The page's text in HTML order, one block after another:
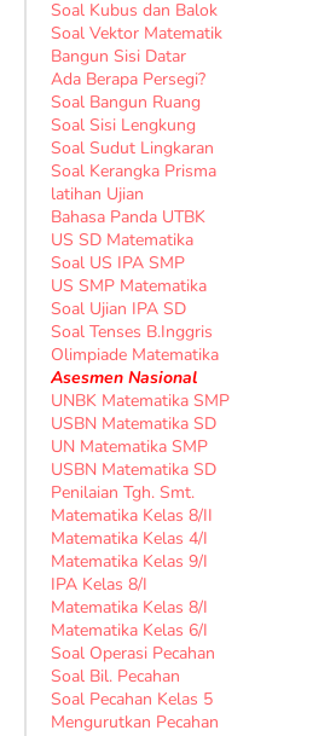
Soal Kubus dan Balok
Soal Vektor Matematik
Bangun Sisi Datar
Ada Berapa Persegi?
Soal Bangun Ruang
Soal Sisi Lengkung
Soal Sudut Lingkaran
Soal Kerangka Prisma
latihan Ujian
Bahasa Panda UTBK
US SD Matematika
Soal US IPA SMP
US SMP Matematika
Soal Ujian IPA SD
Soal Tenses B.Inggris
Olimpiade Matematika
Asesmen Nasional
UNBK Matematika SMP
USBN Matematika SD
UN Matematika SMP
USBN Matematika SD
Penilaian Tgh. Smt.
Matematika Kelas 8/II
Matematika Kelas 4/I
Matematika Kelas 9/I
IPA Kelas 8/I
Matematika Kelas 8/I
Matematika Kelas 6/I
Soal Operasi Pecahan
Soal Bil. Pecahan
Soal Pecahan Kelas 5
Mengurutkan Pecahan